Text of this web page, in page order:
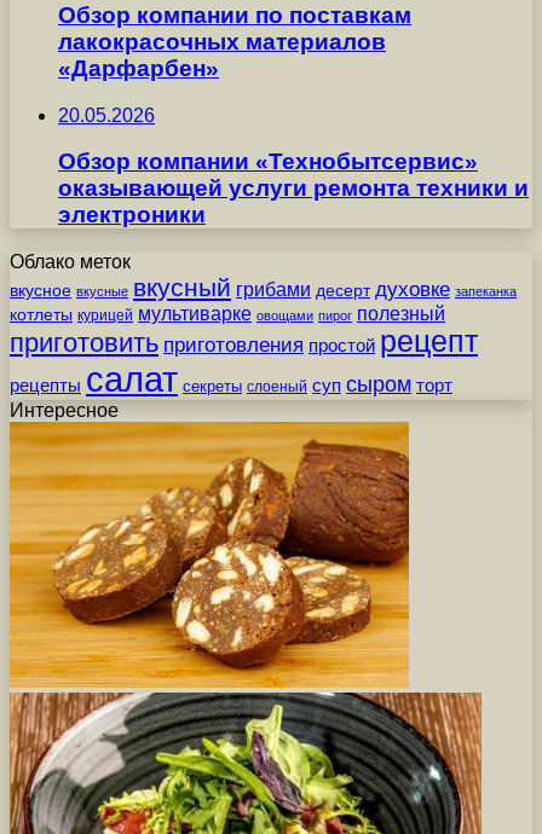
Обзор компании по поставкам
лакокрасочных материалов
«Дарфарбен»
20.05.2026
Обзор компании «Технобытсервис»
оказывающей услуги ремонта техники и
электроники
Облако меток
вкусное вкусные вкусный грибами десерт духовке запеканка
котлеты курицей мультиварке овощами пирог полезный
приготовить приготовления простой рецепт
рецепты салат секреты слоеный суп сыром торт
Интересное